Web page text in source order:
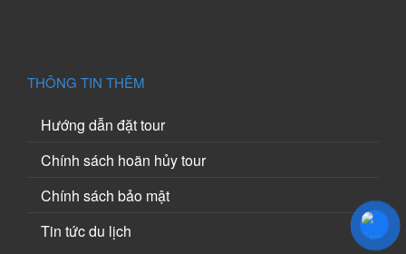
THÔNG TIN THÊM
Hướng dẫn đặt tour
Chính sách hoãn hủy tour
Chính sách bảo mật
Tin tức du lịch